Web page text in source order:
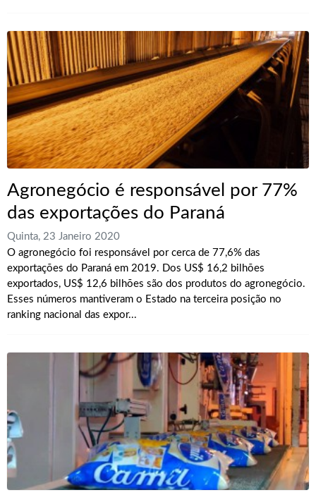
Agronegócio é responsável por 77%
das exportações do Paraná
Quinta, 23 Janeiro 2020
O agronegócio foi responsável por cerca de 77,6% das
exportações do Paraná em 2019. Dos US$ 16,2 bilhões
exportados, US$ 12,6 bilhões são dos produtos do agronegócio.
Esses números mantiveram o Estado na terceira posição no
ranking nacional das expor...